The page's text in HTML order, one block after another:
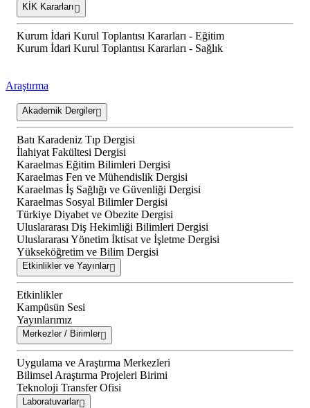
KİK Kararları
Kurum İdari Kurul Toplantısı Kararları - Eğitim
Kurum İdari Kurul Toplantısı Kararları - Sağlık
Araştırma
Akademik Dergiler
Batı Karadeniz Tıp Dergisi
İlahiyat Fakültesi Dergisi
Karaelmas Eğitim Bilimleri Dergisi
Karaelmas Fen ve Mühendislik Dergisi
Karaelmas İş Sağlığı ve Güvenliği Dergisi
Karaelmas Sosyal Bilimler Dergisi
Türkiye Diyabet ve Obezite Dergisi
Uluslararası Diş Hekimliği Bilimleri Dergisi
Uluslararası Yönetim İktisat ve İşletme Dergisi
Yükseköğretim ve Bilim Dergisi
Etkinlikler ve Yayınlar
Etkinlikler
Kampüsün Sesi
Yayınlarımız
Merkezler / Birimler
Uygulama ve Araştırma Merkezleri
Bilimsel Araştırma Projeleri Birimi
Teknoloji Transfer Ofisi
Laboratuvarlar